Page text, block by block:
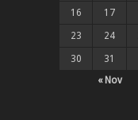
« Nov
16 17
23 24
30 31